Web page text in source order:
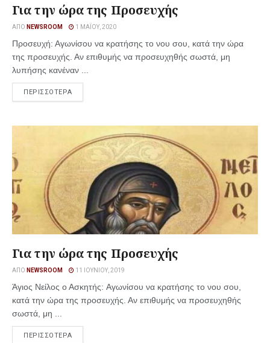
Για την ώρα της Προσευχής
ΑΠΌ NEWSROOM 1 ΜΑΪ́ΟΥ, 2020
Προσευχή: Αγωνίσου να κρατήσης το νου σου, κατά την ώρα
της προσευχής. Αν επιθυμής να προσευχηθής σωστά, μη
λυπήσης κανέναν ...
ΠΕΡΙΣΣΟΤΕΡΑ
Για την ώρα της Προσευχής
ΑΠΌ NEWSROOM 11 ΙΟΥΝΊΟΥ, 2019
Άγιος Νείλος ο Ασκητής: Αγωνίσου να κρατήσης το νου σου,
κατά την ώρα της προσευχής. Αν επιθυμής να προσευχηθής
σωστά, μη ...
ΠΕΡΙΣΣΟΤΕΡΑ